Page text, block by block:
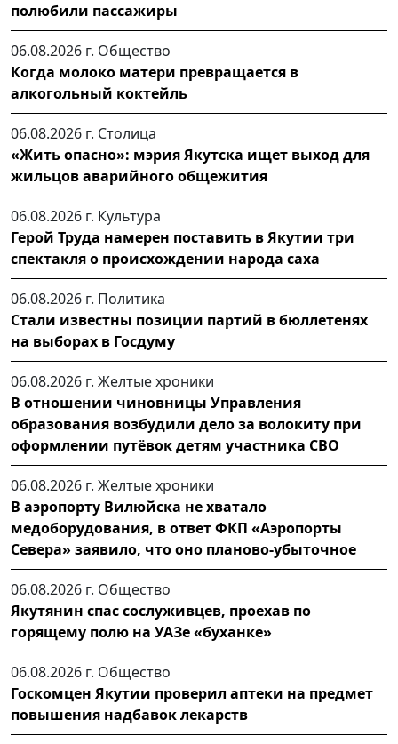
полюбили пассажиры
06.08.2026 г. Общество
Когда молоко матери превращается в
алкогольный коктейль
06.08.2026 г. Столица
«Жить опасно»: мэрия Якутска ищет выход для
жильцов аварийного общежития
06.08.2026 г. Культура
Герой Труда намерен поставить в Якутии три
спектакля о происхождении народа саха
06.08.2026 г. Политика
Стали известны позиции партий в бюллетенях
на выборах в Госдуму
06.08.2026 г. Желтые хроники
В отношении чиновницы Управления
образования возбудили дело за волокиту при
оформлении путёвок детям участника СВО
06.08.2026 г. Желтые хроники
В аэропорту Вилюйска не хватало
медоборудования, в ответ ФКП «Аэропорты
Севера» заявило, что оно планово-убыточное
06.08.2026 г. Общество
Якутянин спас сослуживцев, проехав по
горящему полю на УАЗе «буханке»
06.08.2026 г. Общество
Госкомцен Якутии проверил аптеки на предмет
повышения надбавок лекарств